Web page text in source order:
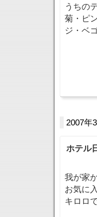
うちの
菊・ピ
ジ・ベ
2007年
ホテル
我が家
お気に
キロロ